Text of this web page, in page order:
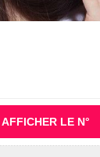
AFFICHER LE N°